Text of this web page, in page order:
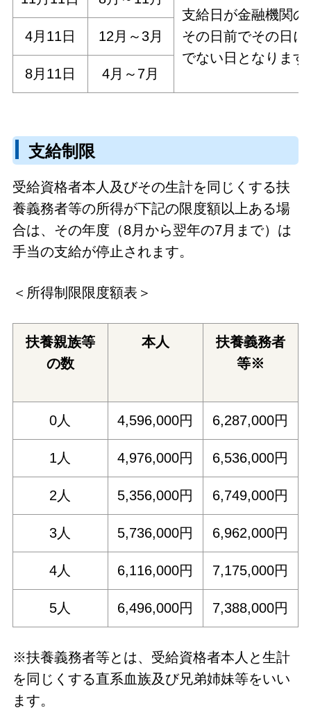
支給日が金融機関
その日前でその日
でない日となります
4月11日 12月～3月
8月11日 4月～7月
支給制限
受給資格者本人及びその生計を同じくする扶
養義務者等の所得が下記の限度額以上ある場
合は、その年度（8月から翌年の7月まで）は
手当の支給が停止されます。
＜所得制限限度額表＞
扶養親族等
の数
本人
扶養義務者
等※
0人 4,596,000円 6,287,000円
1人 4,976,000円 6,536,000円
2人 5,356,000円 6,749,000円
3人 5,736,000円 6,962,000円
4人 6,116,000円 7,175,000円
5人 6,496,000円 7,388,000円
※扶養義務者等とは、受給資格者本人と生計
を同じくする直系血族及び兄弟姉妹等をいい
ます。